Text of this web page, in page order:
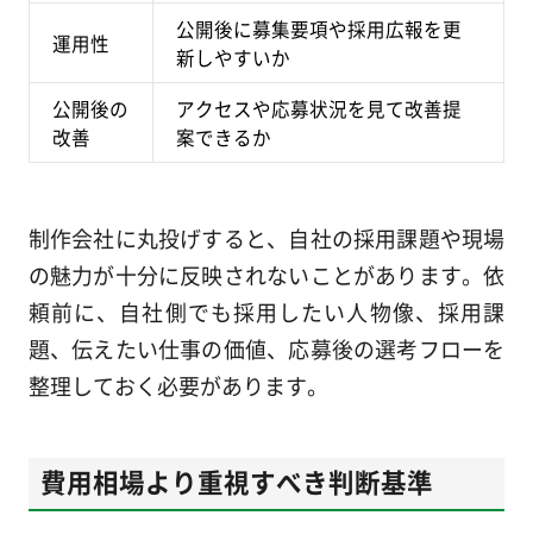
運用性
公開後に募集要項や採用広報を更
新しやすいか
公開後の
改善
アクセスや応募状況を見て改善提
案できるか
制作会社に丸投げすると、自社の採用課題や現場
の魅力が十分に反映されないことがあります。依
頼前に、自社側でも採用したい人物像、採用課
題、伝えたい仕事の価値、応募後の選考フローを
整理しておく必要があります。
費用相場より重視すべき判断基準